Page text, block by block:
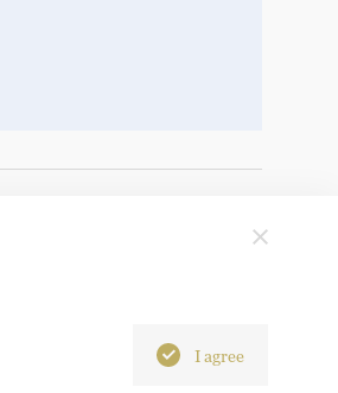
I agree